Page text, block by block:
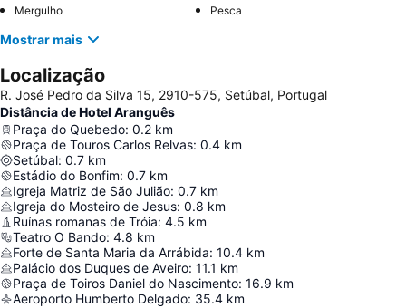
Mergulho
Pesca
Mostrar mais
Localização
R. José Pedro da Silva 15, 2910-575, Setúbal, Portugal
Distância de Hotel Aranguês
Praça do Quebedo: 0.2 km
Praça de Touros Carlos Relvas: 0.4 km
Setúbal: 0.7 km
Estádio do Bonfim: 0.7 km
Igreja Matriz de São Julião: 0.7 km
Igreja do Mosteiro de Jesus: 0.8 km
Ruínas romanas de Tróia: 4.5 km
Teatro O Bando: 4.8 km
Forte de Santa Maria da Arrábida: 10.4 km
Palácio dos Duques de Aveiro: 11.1 km
Praça de Toiros Daniel do Nascimento: 16.9 km
Aeroporto Humberto Delgado: 35.4 km